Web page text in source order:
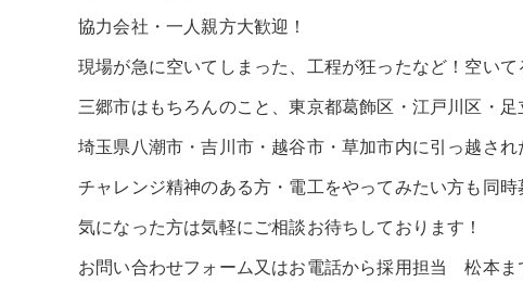
協力会社・一人親方大歓迎！
現場が急に空いてしまった、工程が狂ったなど！空いて
三郷市はもちろんのこと、東京都葛飾区・江戸川区・
埼玉県八潮市・吉川市・越谷市・草加市内に引っ越さ
チャレンジ精神のある方・電工をやってみたい方も同
気になった方は気軽にご相談お待ちしております！
お問い合わせフォーム又はお電話から採用担当 松本ま